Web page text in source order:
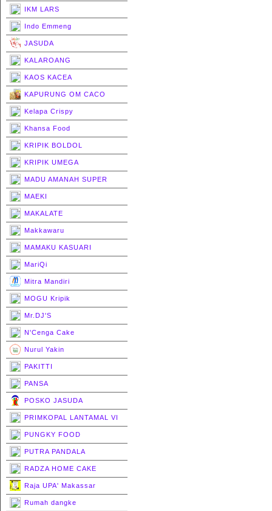
IKM LARS
Indo Emmeng
JASUDA
KALAROANG
KAOS KACEA
KAPURUNG OM CACO
Kelapa Crispy
Khansa Food
KRIPIK BOLDOL
KRIPIK UMEGA
MADU AMANAH SUPER
MAEKI
MAKALATE
Makkawaru
MAMAKU KASUARI
MariQi
Mitra Mandiri
MOGU Kripik
Mr.DJ'S
N'Cenga Cake
Nurul Yakin
PAKITTI
PANSA
POSKO JASUDA
PRIMKOPAL LANTAMAL VI
PUNGKY FOOD
PUTRA PANDALA
RADZA HOME CAKE
Raja UPA' Makassar
Rumah dangke